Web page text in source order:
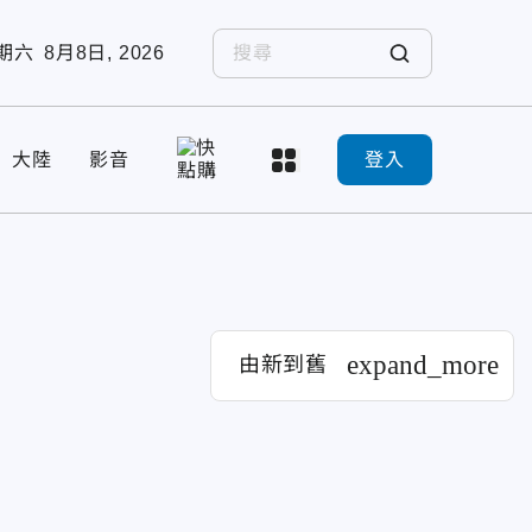
六 8月8日, 2026
大陸 影音 登入
由新到舊 expand_more